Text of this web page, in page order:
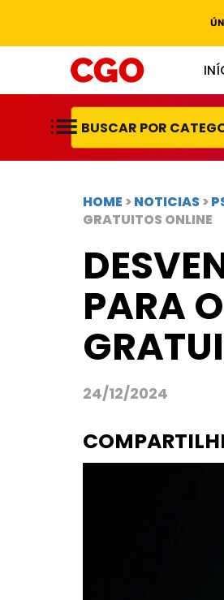
BUSCAR POR
HOME >NOTICIAS>
GRATUITOS ONLINE
PARA
24/12/2024